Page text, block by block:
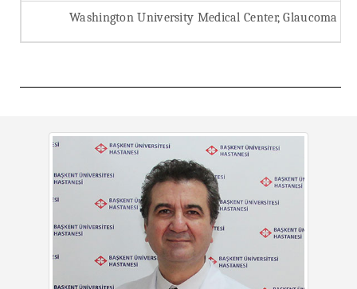
Washington University Medical Center, Glaucoma